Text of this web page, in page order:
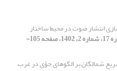
انتشار صوت در محیط ساختار
[دوره 17، شماره 2، 1402، صفحه 105-
شمالگان بر الگوهای جوّی در غرب